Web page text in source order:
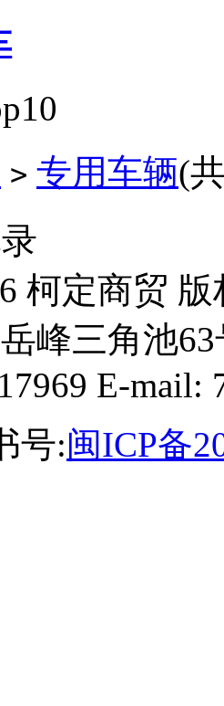
> 专用车辆(
柯定商贸
峰三角池
E-mail:
号:闽ICP备